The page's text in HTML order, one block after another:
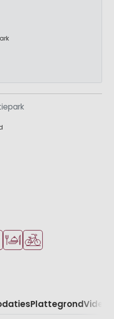
kinderen
om te sporten
Restaurant of pizzeria
Fietsverhuur
PlattegrondVideo